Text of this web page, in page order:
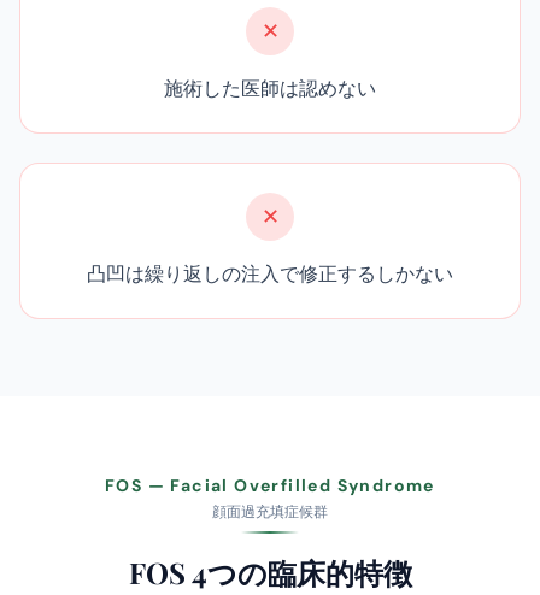
✕
施術した医師は認めない
✕
凸凹は繰り返しの注入で修正するしかない
FOS — Facial Overfilled Syndrome
顔面過充填症候群
FOS 4つの臨床的特徴